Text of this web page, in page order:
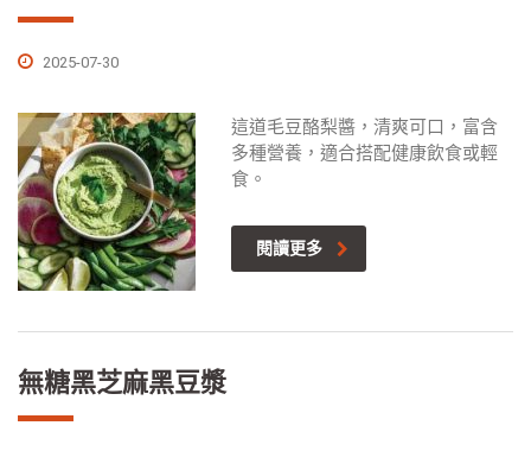
2025-07-30
這道毛豆酪梨醬，清爽可口，富含
多種營養，適合搭配健康飲食或輕
食。
閱讀更多
無糖黑芝麻黑豆漿